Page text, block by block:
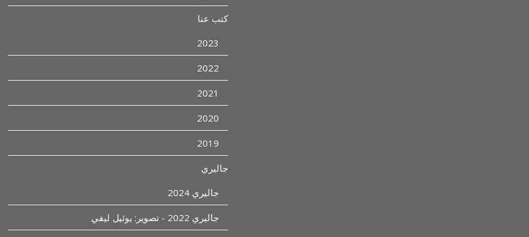
كتب عنا
2023
2022
2021
2020
2019
جاليري
جاليري 2024
جاليري 2022 - تصوير: يوئيل ليفي